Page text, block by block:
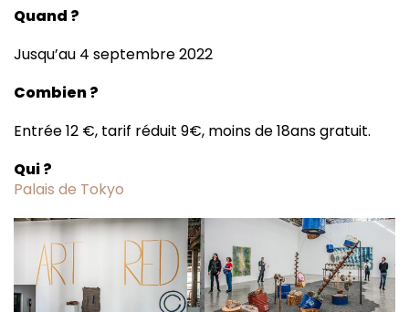
Quand ?
Jusqu’au 4 septembre 2022
Combien ?
Entrée 12 €, tarif réduit 9€, moins de 18ans gratuit.
Qui ?
Palais de Tokyo